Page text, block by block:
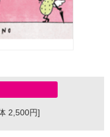
2,500円]